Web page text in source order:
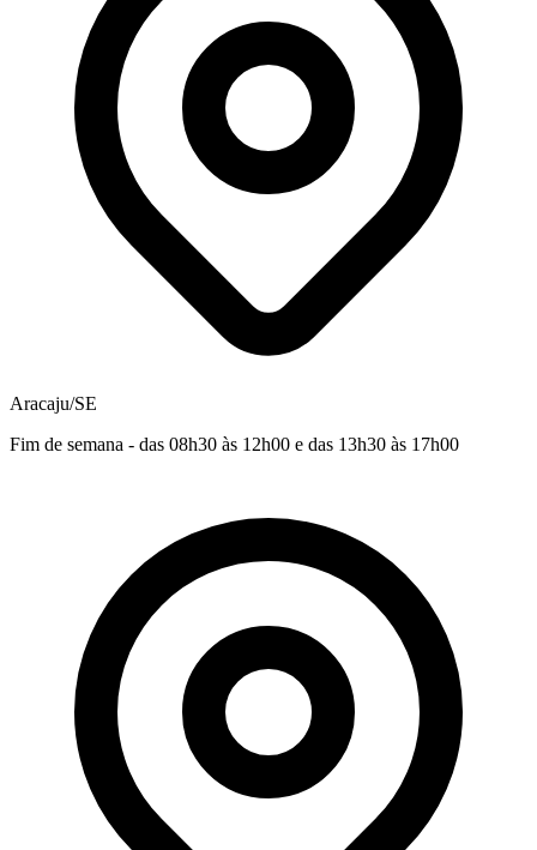
Aracaju/SE
Fim de semana - das 08h30 às 12h00 e das 13h30 às 17h00